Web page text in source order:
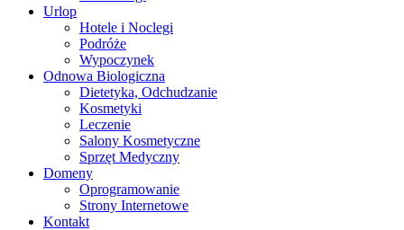
Urlop
Hotele i Noclegi
Podróże
Wypoczynek
Odnowa Biologiczna
Dietetyka, Odchudzanie
Kosmetyki
Leczenie
Salony Kosmetyczne
Sprzęt Medyczny
Domeny
Oprogramowanie
Strony Internetowe
Kontakt